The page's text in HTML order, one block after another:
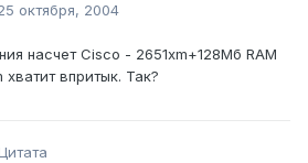
октября, 2004
насчет Cisco - 2651xm+128Мб RAM
хватит впритык. Так?